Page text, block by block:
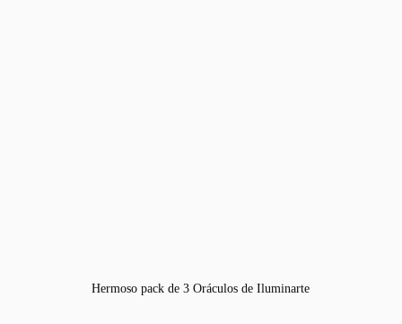
Hermoso pack de 3 Oráculos de Iluminarte